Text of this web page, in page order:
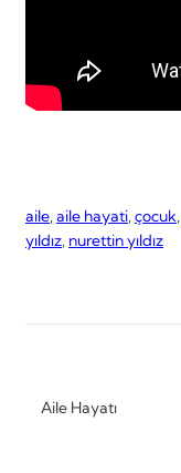
aile, aile hayati, çocuk,
yıldız, nurettin yıldız
Aile Hayatı